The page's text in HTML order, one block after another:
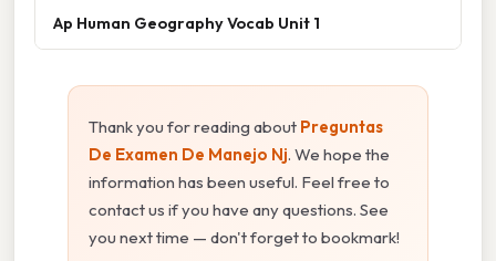
Ap Human Geography Vocab Unit 1
Thank you for reading about Preguntas
De Examen De Manejo Nj. We hope the
information has been useful. Feel free to
contact us if you have any questions. See
you next time — don't forget to bookmark!